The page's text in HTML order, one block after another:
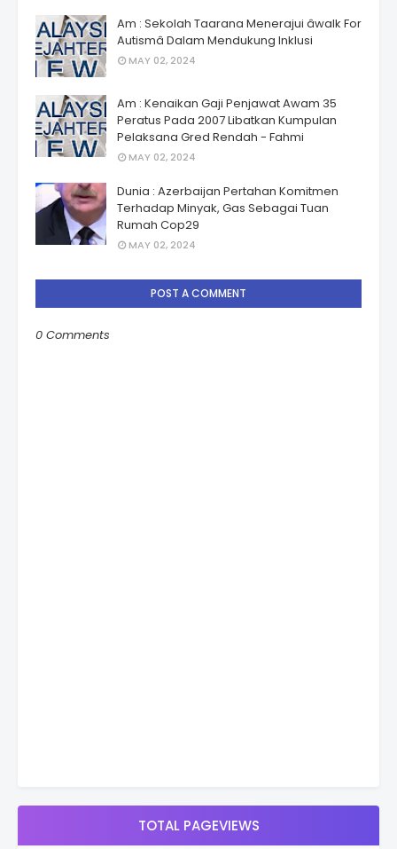
Am : Sekolah Taarana Menerajui âwalk For
Autismâ Dalam Mendukung Inklusi
MAY 02, 2024
Am : Kenaikan Gaji Penjawat Awam 35
Peratus Pada 2007 Libatkan Kumpulan
Pelaksana Gred Rendah - Fahmi
MAY 02, 2024
Dunia : Azerbaijan Pertahan Komitmen
Terhadap Minyak, Gas Sebagai Tuan
Rumah Cop29
MAY 02, 2024
POST A COMMENT
0 Comments
TOTAL PAGEVIEWS